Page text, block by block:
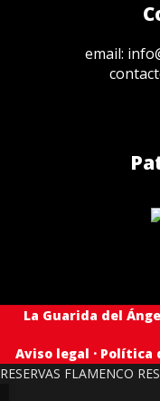
email:
La Guarida del
Aviso legal · Política
RESERVAS FLAMENCO